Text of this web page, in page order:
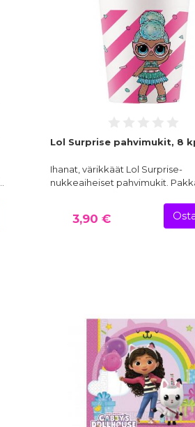
Lol Surprise pahvimukit, 8
Ihanat, värikkäät Lol Surprise-
nukkeaiheiset pahvimukit.
3,90 €